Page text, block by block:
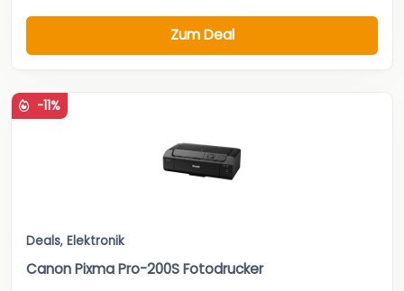
Zum Deal
-11%
Deals, Elektronik
Canon Pixma Pro-200S Fotodrucker